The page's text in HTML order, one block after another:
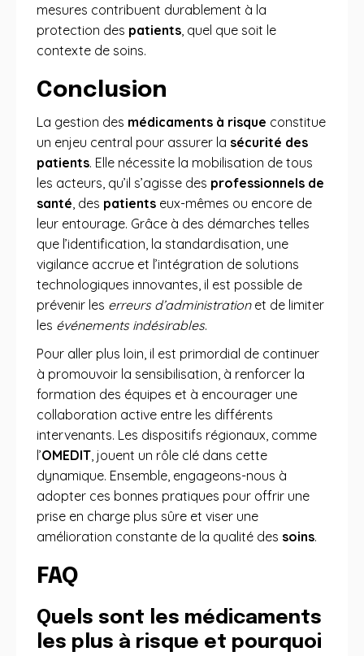
mesures contribuent durablement à la
protection des patients, quel que soit le
contexte de soins.
Conclusion
La gestion des médicaments à risque constitue
un enjeu central pour assurer la sécurité des
patients. Elle nécessite la mobilisation de tous
les acteurs, qu’il s’agisse des professionnels de
santé, des patients eux-mêmes ou encore de
leur entourage. Grâce à des démarches telles
que l’identification, la standardisation, une
vigilance accrue et l’intégration de solutions
technologiques innovantes, il est possible de
prévenir les erreurs d’administrationet de limiter
les événements indésirables.
Pour aller plus loin, il est primordial de continuer
à promouvoir la sensibilisation, à renforcer la
formation des équipes et à encourager une
collaboration active entre les différents
intervenants. Les dispositifs régionaux, comme
l’OMEDIT, jouent un rôle clé dans cette
dynamique. Ensemble, engageons-nous à
adopter ces bonnes pratiques pour offrir une
prise en charge plus sûre et viser une
amélioration constante de la qualité des soins.
FAQ
Quels sont les médicaments
les plus à risque et pourquoi